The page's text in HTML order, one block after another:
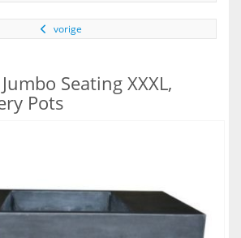
vorige
Seating XXXL,
Pots